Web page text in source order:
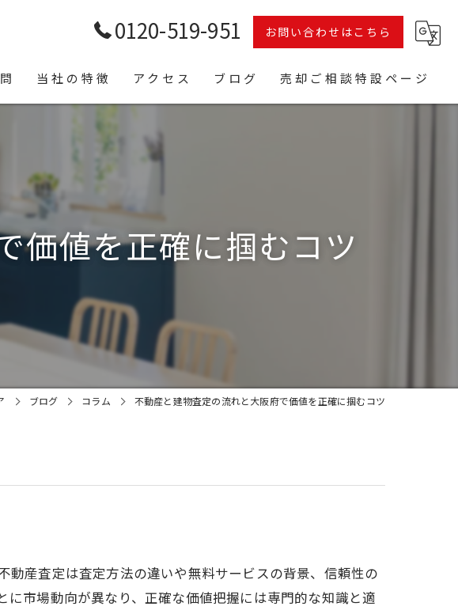
0120-519-951 お問い合わせはこちら
当社の特徴
相続
リースバック
即現金
アクセス ブログ 売却ご相談特設ページ
価値を正確に掴むコツ
ブログ コラム 不動産と建物査定の流れと大阪府で価値を正確に掴むコツ
産査定は査定方法の違いや無料サービスの背景、信頼性の
市場動向が異なり、正確な価値把握には専門的な知識と適